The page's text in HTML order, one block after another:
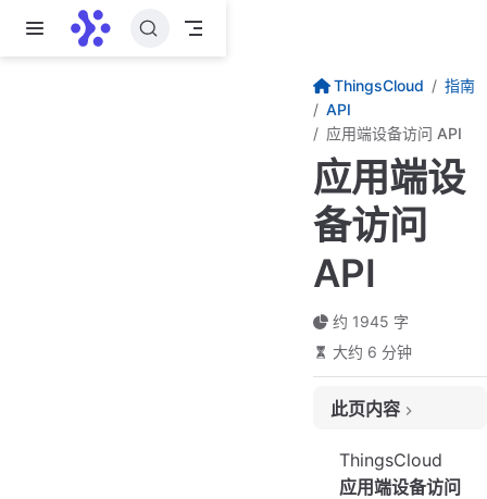
跳至主要內容
ThingsCloud
指南
API
应用端设备访问 API
应用端设
备访问
API
约 1945 字
大约 6 分钟
此页内容
API 一览
ThingsCloud
应用端设备访问